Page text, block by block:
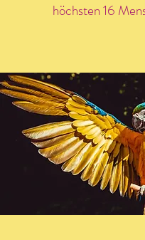
höchsten 16